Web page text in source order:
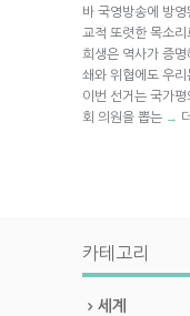
바 국영방송에 방
교적 또렷한 목소리
희생은 역사가 증
쇄와 위협에도 우리
이번 선거는 국가
회 의원을 뽑는 →
카테고리
세계